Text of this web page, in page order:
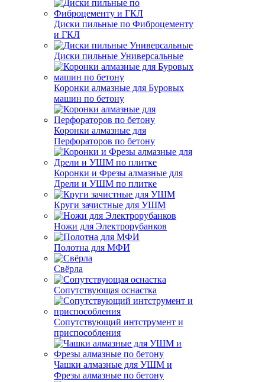
Диски пильные по Фиброцементу
и ГКЛ
Диски пильные Универсальные
Коронки алмазные для Буровых
машин по бетону
Коронки алмазные для
Перфораторов по бетону
Коронки и Фрезы алмазные для
Дрели и УШМ по плитке
Круги зачистные для УШМ
Ножи для Электрорубанков
Полотна для МФИ
Свёрла
Сопутствующая оснастка
Сопутствующий интструмент и
приспособления
Чашки алмазные для УШМ и
Фрезы алмазные по бетону